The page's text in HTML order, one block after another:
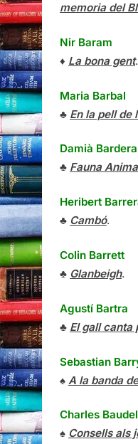
memoria del
Nir Baram
♦ La bona gent.
Maria Barbal
♣ En la pell de
Damià Bardera
♣ Fauna
Heribert
♣ Cambó.
Colin Barrett
♣ Glanbeigh.
Agustí Bartra
♣ El gall canta
Sebastian
♠ A la banda
Charles
♠ Consells als